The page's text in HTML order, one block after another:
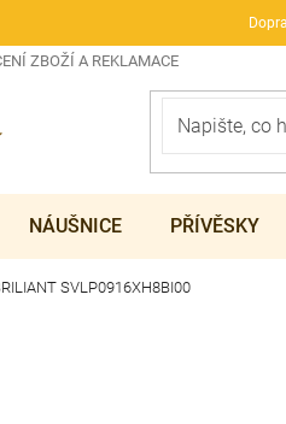
ZBOŽÍ A REKLAMACE
NÁUŠNICE PŘÍVĚSKY
SVLP0916XH8BI00